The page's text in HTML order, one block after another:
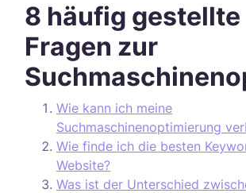
8 häufig gestellte
Fragen zur
Wie kann ich meine
Suchmaschinenoptimierung
Wie finde ich die besten
Website?
Was ist der Unterschied